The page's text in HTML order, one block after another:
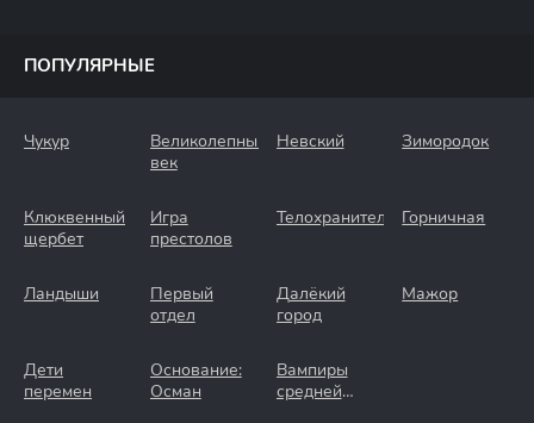
ПОПУЛЯРНЫЕ
Чукур
Великолепный
век
Невский Зимородок
Клюквенный
щербет
Игра
престолов
Телохранители Горничная
Ландыши
Первый
отдел
Далёкий
город
Мажор
Дети
перемен
Основание:
Осман
Вампиры
средней